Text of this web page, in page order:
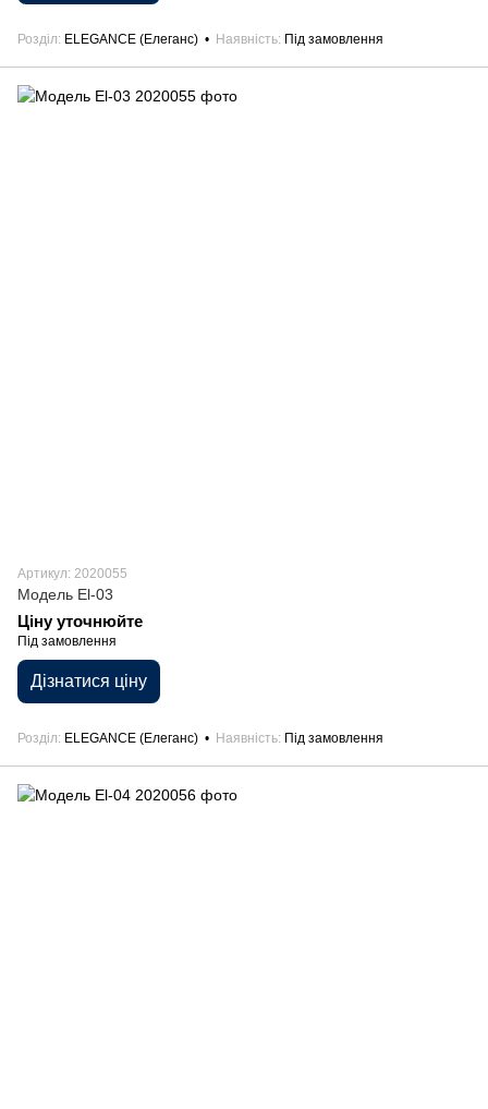
Розділ ELEGANCE (Елеганс) Наявність Під замовлення
Артикул: 2020055
Модель El-03
Ціну уточнюйте
Під замовлення
Дізнатися ціну
Розділ ELEGANCE (Елеганс) Наявність Під замовлення